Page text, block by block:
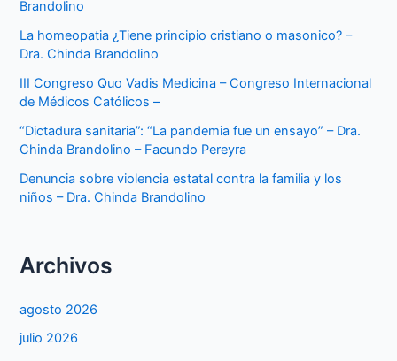
Brandolino
La homeopatia ¿Tiene principio cristiano o masonico? –
Dra. Chinda Brandolino
III Congreso Quo Vadis Medicina – Congreso Internacional
de Médicos Católicos –
“Dictadura sanitaria”: “La pandemia fue un ensayo” – Dra.
Chinda Brandolino – Facundo Pereyra
Denuncia sobre violencia estatal contra la familia y los
niños – Dra. Chinda Brandolino
Archivos
agosto 2026
julio 2026